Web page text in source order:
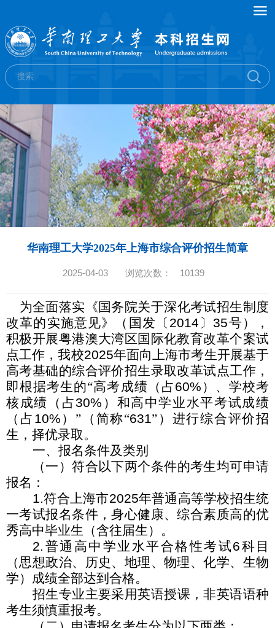
华南理工大学2025年上海市综合评价招生简章
2025-04-03 浏览次数： 10139
为全面落实《国务院关于深化考试招生制度
改革的实施意见》（国发〔 2014 〕35号），
积极开展粤港澳大湾区国际化教育改革个案试
点工作，我校2025年面向上海市考生开展基于
高考基础的综合评价招生录取改革试点工作，
即根据考生的“高考成绩（占60% ）、学校考
核成绩（占30% ）和高中学业水平考试成绩
（占 10% ）”（简称“631”）进行综合评价招
生，择优录取。
一、报名条件及类别
（一）符合以下两个条件的考生均可申请
报名：
1.符合上海市2025年普通高等学校招生统
一考试报名条件，身心健康、综合素质高的优
秀高中毕业生（含往届生）。
2. 普通高中学业水平合格性考试6科目
（思想政治、历史、地理、物理、化学、生物
学）成绩全部达到合格。
招生专业主要采用英语授课，非英语语种
考生须慎重报考。